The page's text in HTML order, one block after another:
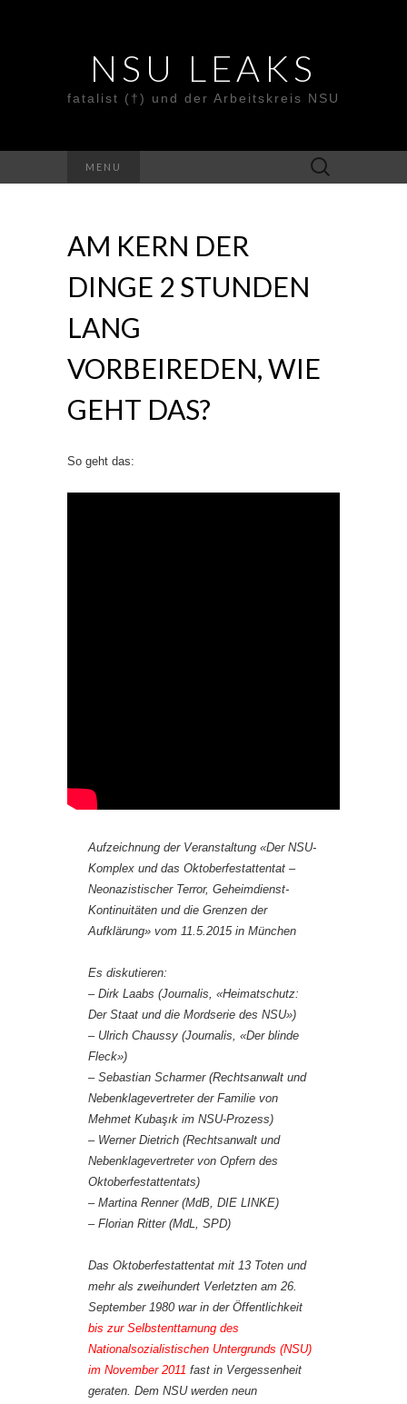
NSU LEAKS
fatalist (†) und der Arbeitskreis NSU
MENU
Suche
nach:
AM KERN DER
DINGE 2 STUNDEN
LANG
VORBEIREDEN, WIE
GEHT DAS?
So geht das:
Aufzeichnung der Veranstaltung «Der NSU-
Komplex und das Oktoberfestattentat –
Neonazistischer Terror, Geheimdienst-
Kontinuitäten und die Grenzen der
Aufklärung» vom 11.5.2015 in München
Es diskutieren:
– Dirk Laabs (Journalis, «Heimatschutz:
Der Staat und die Mordserie des NSU»)
– Ulrich Chaussy (Journalis, «Der blinde
Fleck»)
– Sebastian Scharmer (Rechtsanwalt und
Nebenklagevertreter der Familie von
Mehmet Kubaşık im NSU-Prozess)
– Werner Dietrich (Rechtsanwalt und
Nebenklagevertreter von Opfern des
Oktoberfestattentats)
– Martina Renner (MdB, DIE LINKE)
– Florian Ritter (MdL, SPD)
Das Oktoberfestattentat mit 13 Toten und
mehr als zweihundert Verletzten am 26.
September 1980 war in der Öffentlichkeit
bis zur Selbstenttarnung des
Nationalsozialistischen Untergrunds (NSU)
im November 2011 fast in Vergessenheit
geraten. Dem NSU werden neun